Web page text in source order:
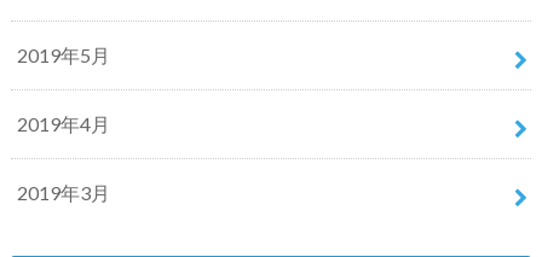
2019年5月
2019年4月
2019年3月